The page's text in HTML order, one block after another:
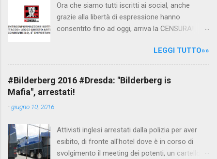
scuola. LEGGI IL SERVIZIO . staff
nocensura.com Condividi su Facebook
Ora che siamo tutti iscritti ai social, anche
grazie alla libertà di espressione hanno
consentito fino ad oggi, arriva la CENSURA!
politica rispediti al mittente dai cittadini - perché
censurare avrebbe fatto perdere troppi
consensi ai vari governi - la CENSURA potrebbe
arrivare dall'Antitrust, ovvero l' Autorità garante
governo non c'è più Matteo Renzi ma il buon
Renziloni , controfigura di Renzi messo li per
mettere la faccia su quelle misure che per l'ex
LEGGI TUTTO»»
#Bilderberg 2016 #Dresda: "Bilderberg is
Mafia", arrestati!
-giugno 10, 2016
Attivisti inglesi arrestati dalla polizia per aver
esibito, di fronte all'hotel dove è in corso di
svolgimento il meeting dei potenti, un cartellone